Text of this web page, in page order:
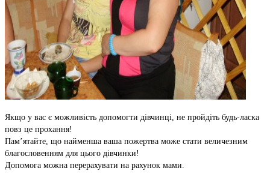
Якщо у вас є можливість допомогти дівчинці, не пройдіть будь-ласка
повз це прохання!
Пам’ятайте, що найменша ваша пожертва може стати величезним
благословенням для цього дівчинки!
Допомога можна перерахувати на рахунок мами.